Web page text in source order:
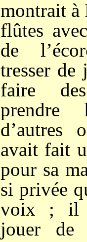
montrait à
flûtes
de
tresser de
faire
avait fait
pour sa
si privée
voix ; il
jouer de